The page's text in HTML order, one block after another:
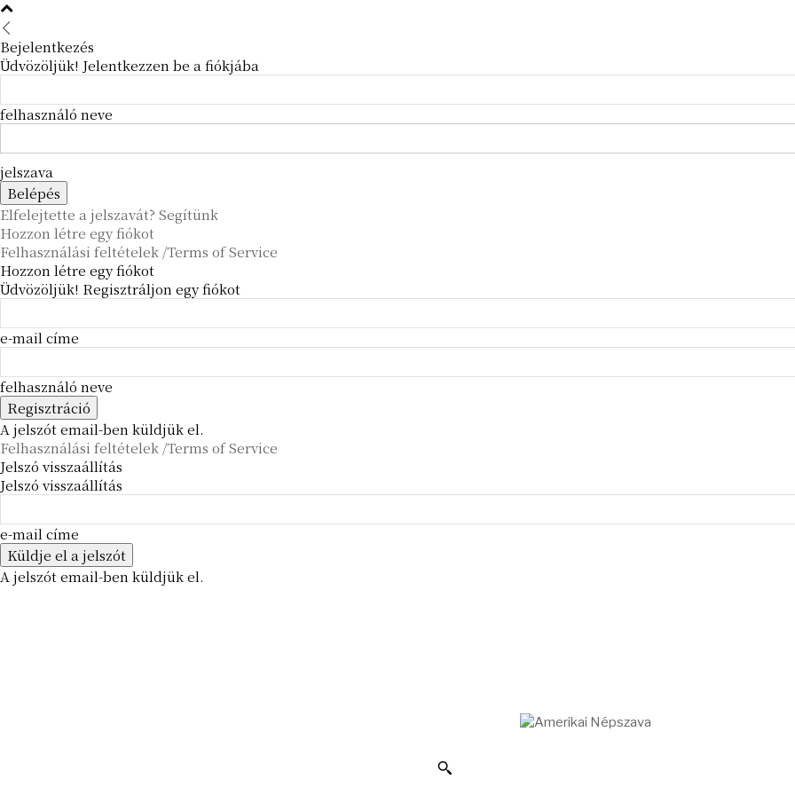
Bejelentkezés
Üdvözöljük! Jelentkezzen be a fiókjába
felhasználó neve
jelszava
Elfelejtette a jelszavát? Segítünk
Hozzon létre egy fiókot
Felhasználási feltételek /Terms of Service
Hozzon létre egy fiókot
Üdvözöljük! Regisztráljon egy fiókot
e-mail címe
felhasználó neve
A jelszót email-ben küldjük el.
Felhasználási feltételek /Terms of Service
Jelszó visszaállítás
Jelszó visszaállítás
e-mail címe
A jelszót email-ben küldjük el.